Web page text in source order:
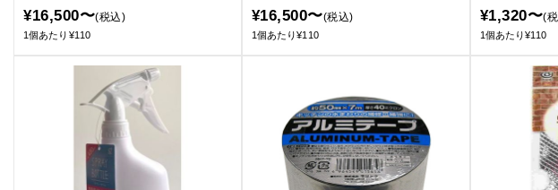
¥16,500〜(税込)
1個あたり¥110
¥16,500〜(税込)
1個あたり¥110
¥1,320〜(
1個あたり¥110